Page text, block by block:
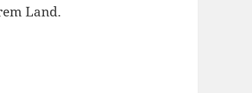
Land.
und bischöfliche Antworten